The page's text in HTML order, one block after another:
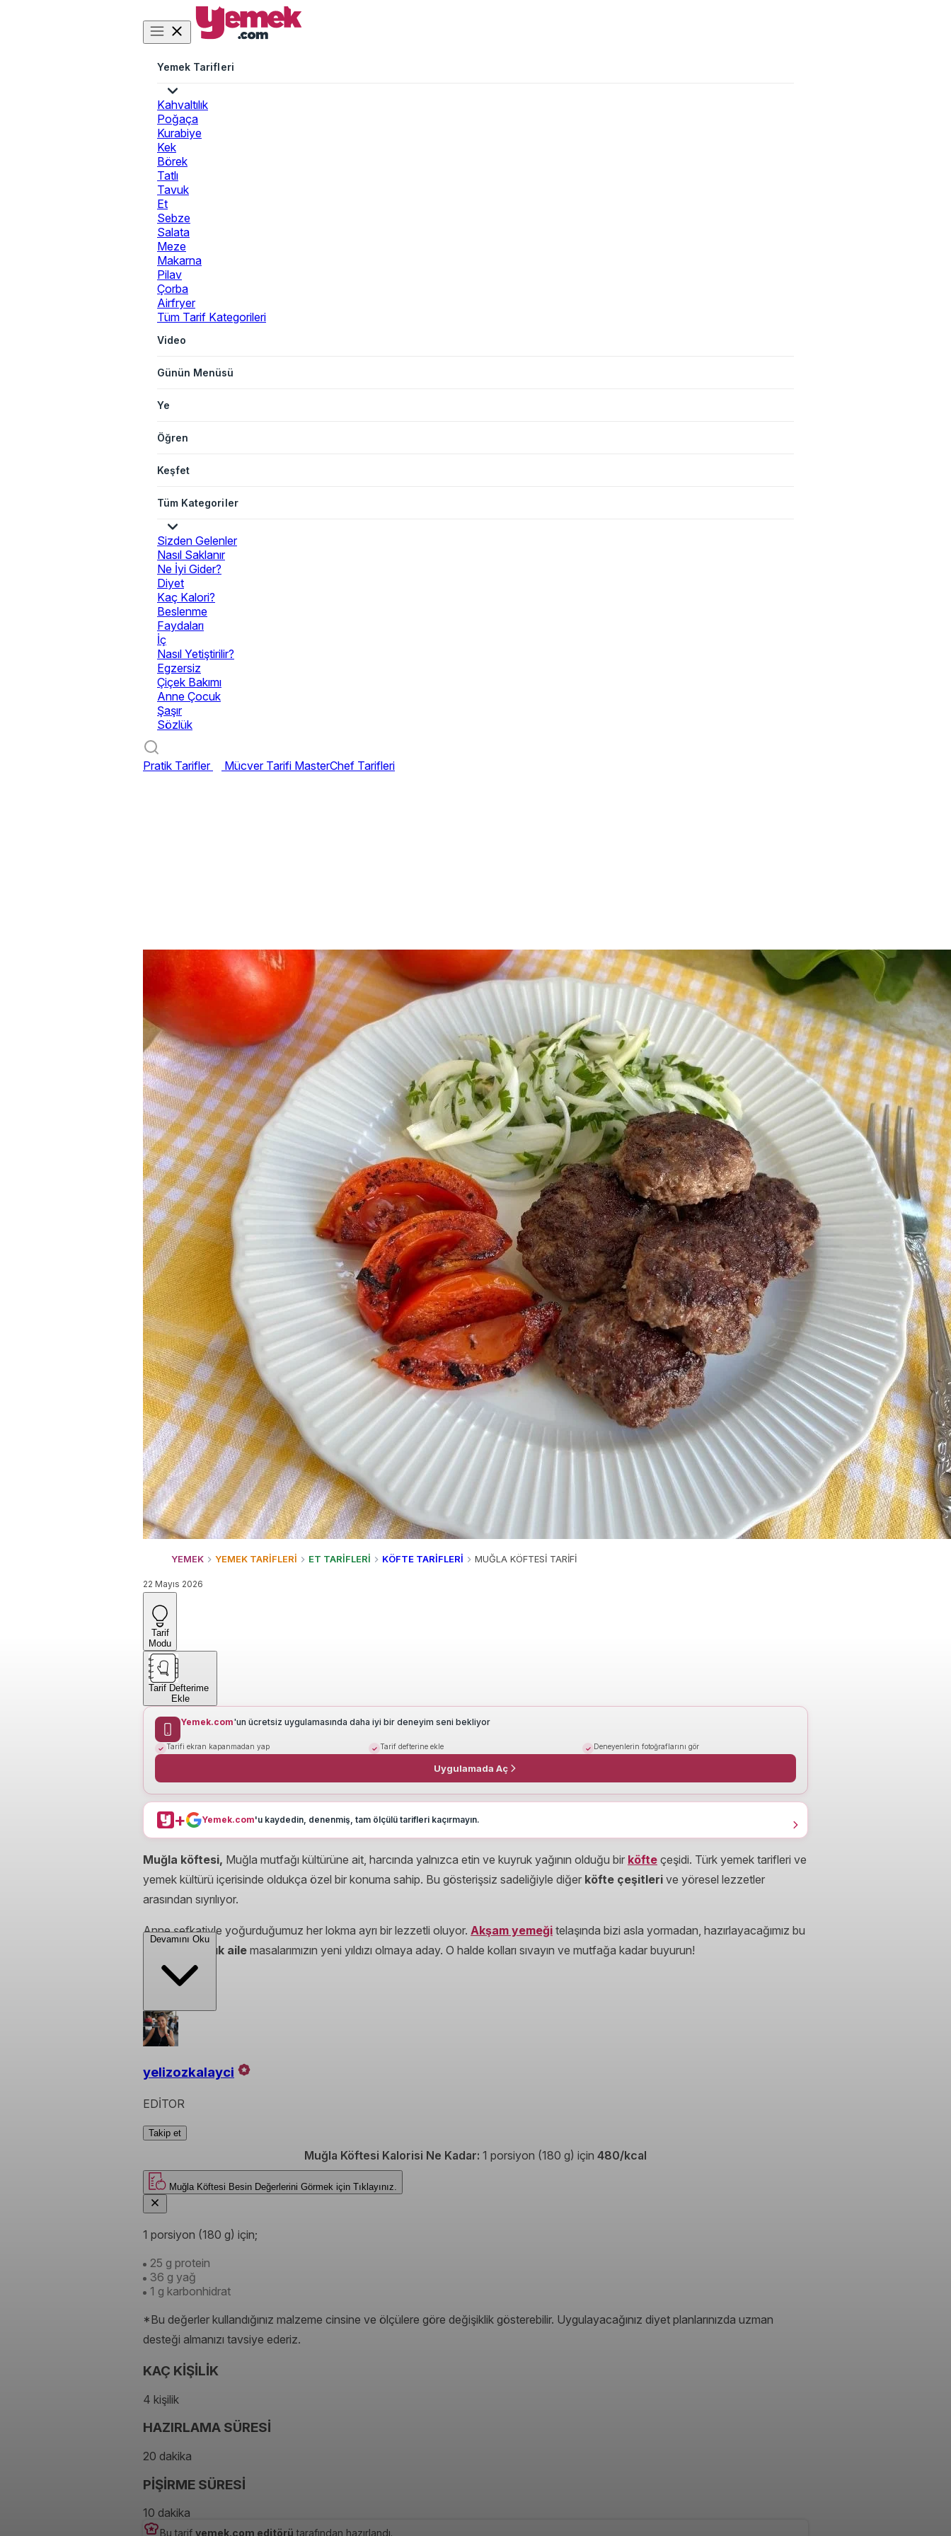
Yemek Tarifleri
Kahvaltılık
Poğaça
Kurabiye
Kek
Börek
Tatlı
Tavuk
Et
Sebze
Salata
Meze
Makarna
Pilav
Çorba
Airfryer
Tüm Tarif Kategorileri
Video
Günün Menüsü
Ye
Öğren
Keşfet
Tüm Kategoriler
Sizden Gelenler
Nasıl Saklanır
Ne İyi Gider?
Diyet
Kaç Kalori?
Beslenme
Faydaları
İç
Nasıl Yetiştirilir?
Egzersiz
Çiçek Bakımı
Anne Çocuk
Şaşır
Sözlük
Pratik Tarifler Mücver Tarifi MasterChef Tarifleri
YEMEK YEMEK TARİFLERİ ET TARİFLERİ KÖFTE TARİFLERİ MUĞLA KÖFTESİ TARİFİ
22 Mayıs 2026
Tarif
Modu
Tarif Defterime
Ekle
Yemek.com'un ücretsiz uygulamasında daha iyi bir deneyim seni bekliyor
Tarifi ekran kapanmadan yap Tarif defterine ekle Deneyenlerin fotoğraflarını gör
Uygulamada Aç
+ Yemek.com'u kaydedin, denenmiş, tam ölçülü tarifleri kaçırmayın.
Muğla köftesi, Muğla mutfağı kültürüne ait, harcında yalnızca etin ve kuyruk yağının olduğu bir köfte çeşidi. Türk yemek tarifleri ve
yemek kültürü içerisinde oldukça özel bir konuma sahip. Bu gösterişsiz sadeliğiyle diğer köfte çeşitleri ve yöresel lezzetler
arasından sıyrılıyor.
Anne şefkatiyle yoğurduğumuz her lokma ayrı bir lezzetli oluyor. Akşam yemeği telaşında bizi asla yormadan, hazırlayacağımız bu
kalabalık aile masalarımızın yeni yıldızı olmaya aday. O halde kolları sıvayın ve mutfağa kadar buyurun!
Devamını Oku
yelizozkalayci
EDİTOR
Takip et
Muğla Köftesi Kalorisi Ne Kadar: 1 porsiyon (180 g) için 480/kcal
Muğla Köftesi Besin Değerlerini Görmek için Tıklayınız.
1 porsiyon (180 g) için;
25 g protein
36 g yağ
1 g karbonhidrat
*Bu değerler kullandığınız malzeme cinsine ve ölçülere göre değişiklik gösterebilir. Uygulayacağınız diyet planlarınızda uzman
desteği almanızı tavsiye ederiz.
KAÇ KİŞİLİK
4 kişilik
HAZIRLAMA SÜRESİ
20 dakika
PİŞİRME SÜRESİ
10 dakika
Bu tarif yemek.com editörü tarafından hazırlandı.